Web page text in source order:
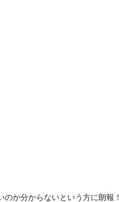
か分からないという方に朗報！